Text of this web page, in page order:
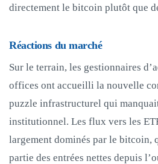
directement le bitcoin plutôt que
Réactions du marché
Sur le terrain, les gestionnaires
offices ont accueilli la nouvelle
puzzle infrastructurel qui
institutionnel. Les flux vers les
largement dominés par le bitcoin,
partie des entrées nettes depuis